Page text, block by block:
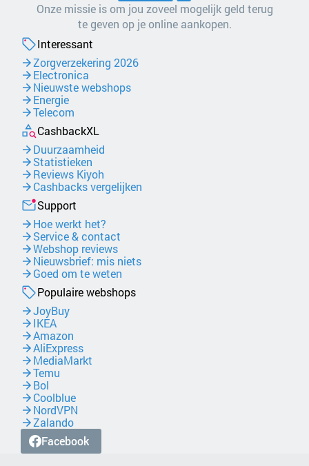
Onze missie is om jou zoveel mogelijk geld terug
te geven op je online aankopen.
Interessant
Zorgverzekering 2026
Electronica
Nieuwste webshops
Energie
Telecom
CashbackXL
Duurzaamheid
Statistieken
Reviews Kiyoh
Cashbacks vergelijken
Support
Hoe werkt het?
Service & contact
Webshop reviews
Nieuwsbrief: mis niets
Goed om te weten
Populaire webshops
JoyBuy
IKEA
Amazon
AliExpress
MediaMarkt
Temu
Bol
Coolblue
NordVPN
Zalando
Facebook